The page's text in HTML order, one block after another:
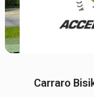
Carraro